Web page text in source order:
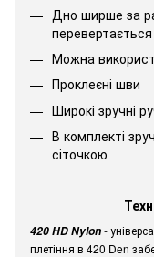
Дно ширше за
перевертається
Можна
Проклеєні шви
Широкі зручні
В комплекті
сіточкою
420 HD Nylon-
плетіння в 420 Den